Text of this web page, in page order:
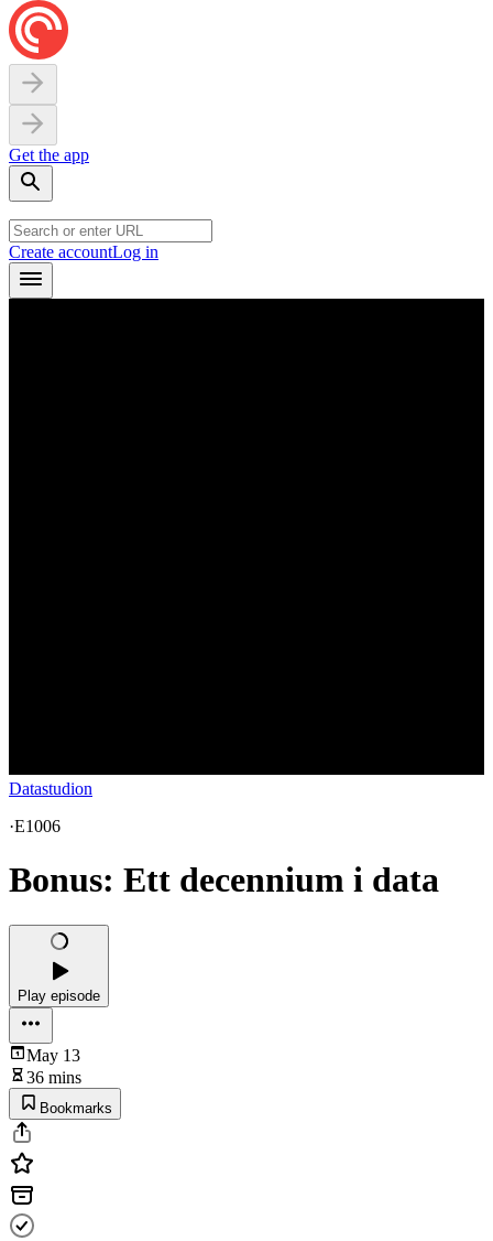
Get the app
Create accountLog in
Datastudion
·E1006
Bonus: Ett decennium i data
Play episode
May 13
36 mins
Bookmarks